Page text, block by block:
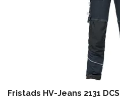
Fristads HV-Jeans 2131 DCS